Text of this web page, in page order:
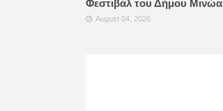
Φεστιβάλ του Δήμου Μινώα
August 04, 2026